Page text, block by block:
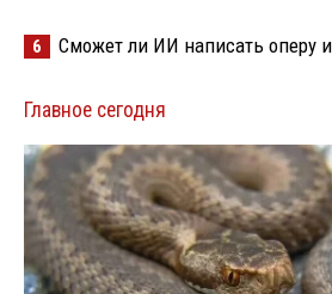
6 Сможет ли ИИ написать оперу
Главное сегодня